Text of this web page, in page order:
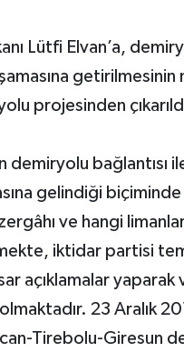
Lütfi Elvan’a,
getirilmesinin
projesinden
demiryolu bağlantısı
gelindiği
ve hangi
iktidar partisi
açıklamalar yaparak
23 Aralık
Tirebolu-Giresun